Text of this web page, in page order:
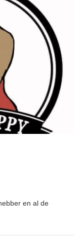
en al de